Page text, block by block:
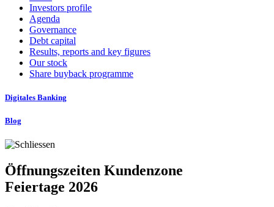
Investors profile
Agenda
Governance
Debt capital
Results, reports and key figures
Our stock
Share buyback programme
Digitales Banking
Blog
Öffnungszeiten Kundenzone
Feiertage 2026